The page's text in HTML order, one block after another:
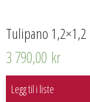
Tulipano 1,2×1,2
3 790,00 kr
Legg til i liste